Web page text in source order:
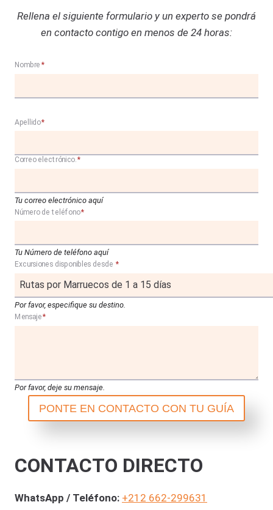
Rellena el siguiente formulario y un experto se pondrá
en contacto contigo en menos de 24 horas:
Nombre *
Apellido*
Correo electrónico.*
Tu correo electrónico aquí
Número de teléfono*
Tu Número de teléfono aquí
Excursiones disponibles desde *
Por favor, especifique su destino.
Mensaje*
Por favor, deje su mensaje.
PONTE EN CONTACTO CON TU GUÍA
CONTACTO DIRECTO
WhatsApp / Teléfono: +212 662-299631